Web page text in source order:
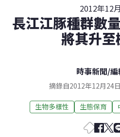
2012年12
長江江豚種群數
將其升至
時事新聞/
摘錄自2012年12月24
生物多樣性 生態保育